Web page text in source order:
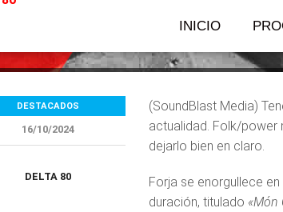
INICIO
del Bosc»
(SoundBlast Media)
actualidad. Folk/power
dejarlo bien en claro.
Forja se enorgullece
duración, titulado «Món
DESTACADOS
16/10/2024
DELTA 80